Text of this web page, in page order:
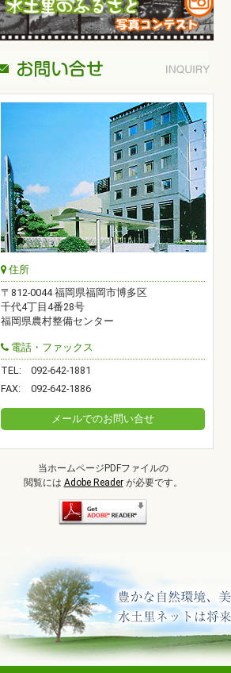
住所
〒812-0044 福岡県福岡市博多区
千代4丁目4番28号
福岡県農村整備センター
電話・ファックス
TEL:
092-642-1881
FAX:
092-642-1886
メールでのお問い合せ
当ホームページPDFファイルの
閲覧には Adobe Readerが必要です。